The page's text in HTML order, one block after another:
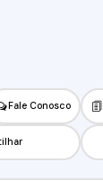
Fale Conosco